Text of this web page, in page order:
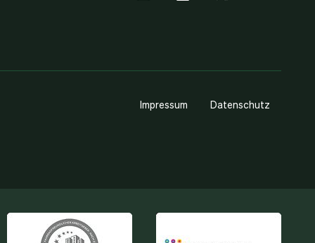
Impressum Datenschutz